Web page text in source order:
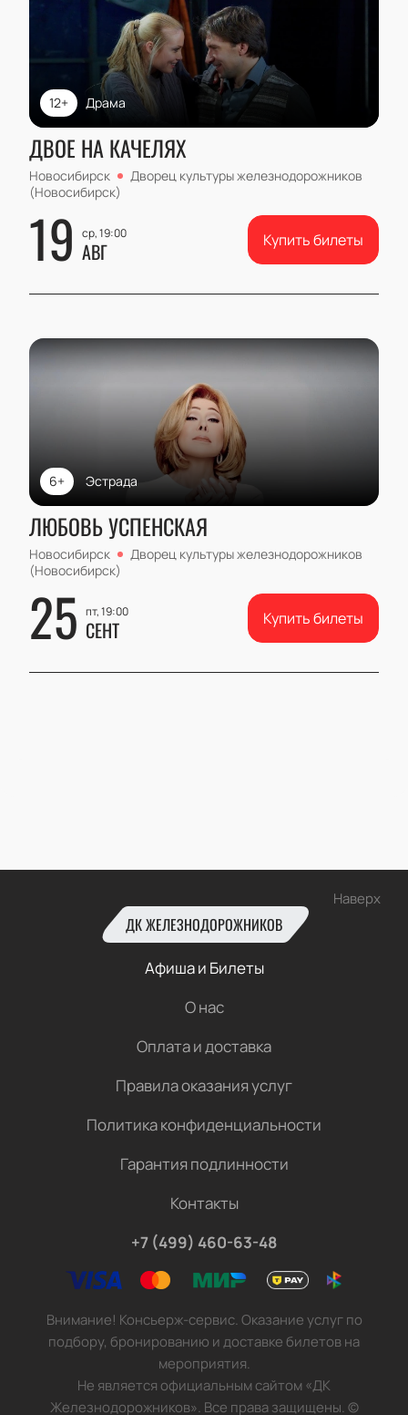
Драма
12+
ДВОЕ НА КАЧЕЛЯХ
Новосибирск
Дворец культуры железнодорожников
(Новосибирск)
19 ср, 19:00
АВГ Купить билеты
Эстрада
6+
ЛЮБОВЬ УСПЕНСКАЯ
Новосибирск
Дворец культуры железнодорожников
(Новосибирск)
25 пт, 19:00
СЕНТ Купить билеты
Наверх
ДК ЖЕЛЕЗНОДОРОЖНИКОВ
Афиша и Билеты
О нас
Оплата и доставка
Правила оказания услуг
Политика конфиденциальности
Гарантия подлинности
Контакты
+7 (499) 460-63-48
Внимание! Консьерж-сервис. Оказание услуг по
подбору, бронированию и доставке билетов на
мероприятия.
Не является официальным сайтом «ДК
Железнодорожников». Все права защищены.©